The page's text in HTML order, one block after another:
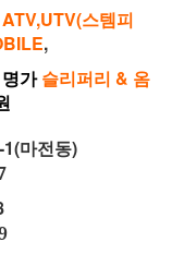
스템피
,
가슬리퍼리 & 옴
마전동)